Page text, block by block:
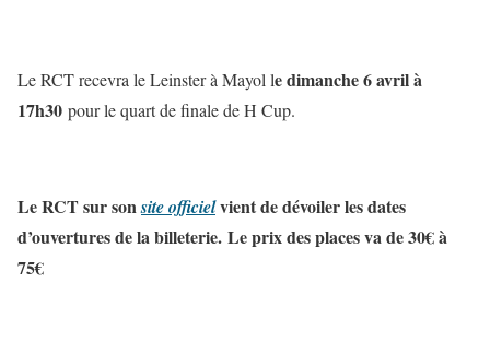
Le RCT recevra le Leinster à Mayol le dimanche 6 avril à
17h30 pour le quart de finale de H Cup.
Le RCT sur sonsite officielvient de dévoiler les dates
d’ouvertures de la billeterie. Le prix des places va de 30€ à
75€